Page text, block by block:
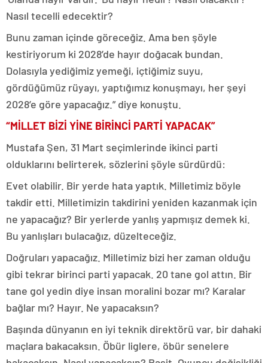
Nasıl tecelli edecektir?
Bunu zaman içinde göreceğiz. Ama ben şöyle
kestiriyorum ki 2028’de hayır doğacak bundan.
Dolasıyla yediğimiz yemeği, içtiğimiz suyu,
gördüğümüz rüyayı, yaptığımız konuşmayı, her şeyi
2028’e göre yapacağız.” diye konuştu.
“MİLLET BİZİ YİNE BİRİNCİ PARTİ YAPACAK”
Mustafa Şen, 31 Mart seçimlerinde ikinci parti
olduklarını belirterek, sözlerini şöyle sürdürdü:
Evet olabilir. Bir yerde hata yaptık. Milletimiz böyle
takdir etti. Milletimizin takdirini yeniden kazanmak için
ne yapacağız? Bir yerlerde yanlış yapmışız demek ki.
Bu yanlışları bulacağız, düzelteceğiz.
Doğruları yapacağız. Milletimiz bizi her zaman olduğu
gibi tekrar birinci parti yapacak. 20 tane gol attın. Bir
tane gol yedin diye insan moralini bozar mı? Karalar
bağlar mı? Hayır. Ne yapacaksın?
Başında dünyanın en iyi teknik direktörü var, bir dahaki
maçlara bakacaksın. Öbür liglere, öbür senelere